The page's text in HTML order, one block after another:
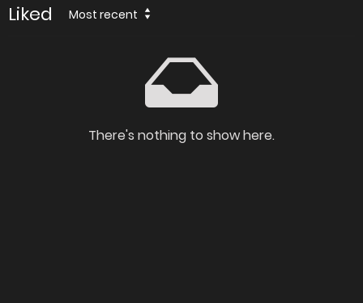
Liked Most recent
There's nothing to show here.